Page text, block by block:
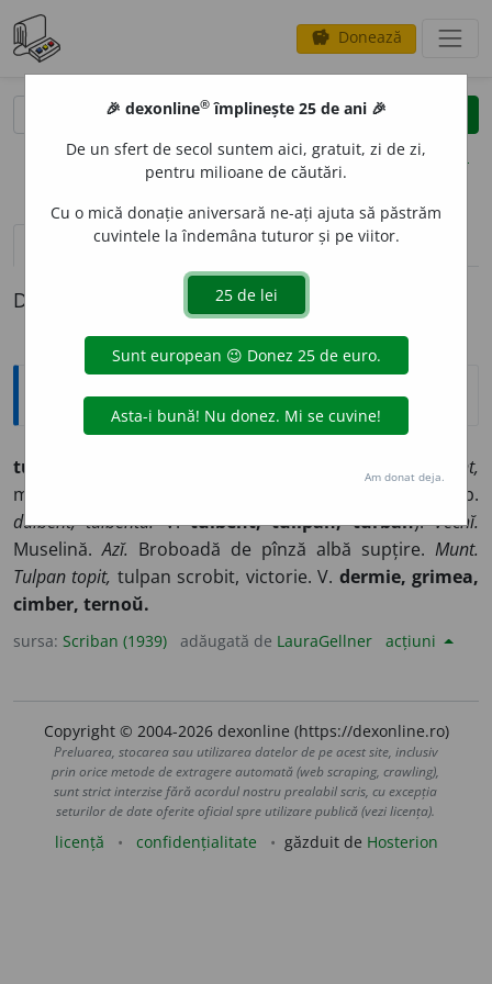
savings Donează
clear
opțiuni
definiții (1)
Definiția cu ID-ul 731089:
Explicative DEX
tulpán
tulbent,
muselină, tul, din pers
„care încîntă inima”; sîrb.
dulbent, tulbenta.V.tulbent, tulipan, turban).Vechĭ.
Muselină.Azĭ. Broboadă de pînză albă supțire. Munt.
Tulpan topit, tulpan scrobit, victorie. V. dermie, grimea,
cimber, ternoŭ.
sursa: Scriban (1939) adăugată de LauraGellner acțiuni
Copyright © 2004-2026 dexonline (https://dexonline.ro)
Preluarea, stocarea sau utilizarea datelor de pe acest site, inclusiv
prin orice metode de extragere automată (web scraping, crawling),
sunt strict interzise fără acordul nostru prealabil scris, cu excepția
seturilor de date oferite oficial spre utilizare publică (vezi licența).
licență confidențialitate găzduit de Hosterion
🎉 dexonline® împlinește 25 de ani 🎉
De un sfert de secol suntem aici, gratuit, zi de zi,
pentru milioane de căutări.
Cu o mică donație aniversară ne-ați ajuta să păstrăm
cuvintele la îndemâna tuturor și pe viitor.
Am donat deja.